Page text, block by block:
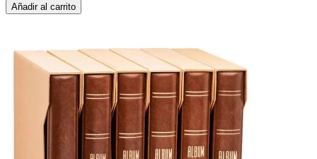
Añadir al carrito